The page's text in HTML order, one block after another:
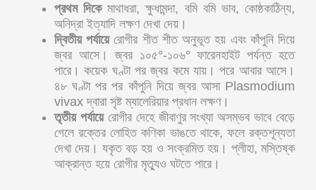
প্রথম দিকেমাথাধরা, ক্ষুধামন্দা, বমি বমি ভাব, কোষ্ঠকাঠিন্য,
অনিদ্রা ইত্যাদি লক্ষণ দেখা দেয়।
দ্বিতীয় পর্যায়েরোগীর শীত শীত অনুভূত হয় এবং কাঁপুনি দিয়ে
জ্বর আসে। জ্বর ১০৫°-১০৬° ফারেনহাইট পর্যন্ত হতে
পারে। কয়েক ঘণ্টা পর জ্বর কমে যায়। পরে আবার আসে।
৪৮ ঘণ্টা পর পর কাঁপুনি দিয়ে জ্বর আসা Plasmodium
vivax দ্বারা সৃষ্ট ম্যালেরিয়ার প্রধান লক্ষণ।
তৃতীয় পর্যায়েরোগীর দেহে জীবাণুর সংখ্যা অসম্ভব ভাবে বেড়ে
গেলে রক্তের লোহিত কণিকা ভাঙতে থাকে, ফলে রক্তশূন্যতা
দেখা দেয়। যকৃত বড় হয় ও সংক্রমিত হয়। প্লীহা, মস্তিষ্ক
আক্রান্ত হয়ে রোগীর মৃত্যুও ঘটতে পারে।